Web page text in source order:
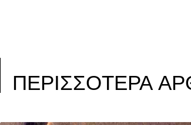
ΠΕΡΙΣΣΟΤΕΡΑ